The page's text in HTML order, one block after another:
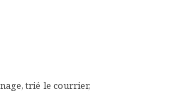
trié le courrier,